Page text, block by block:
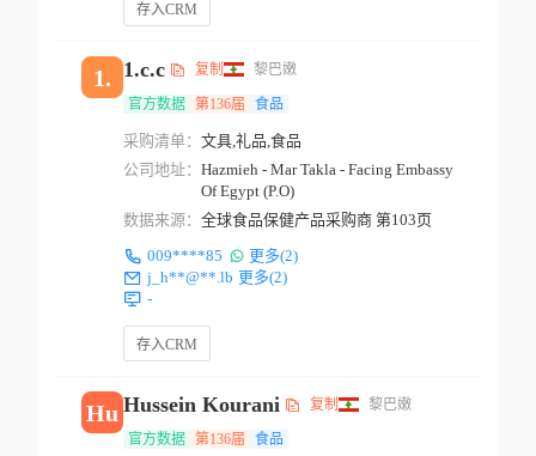
存入CRM
1. 1.c.c 复制 黎巴嫩
官方数据 第136届 食品
采购清单： 文具,礼品,食品
公司地址： Hazmieh - Mar Takla - Facing Embassy
Of Egypt (P.O)
数据来源： 全球食品保健产品采购商 第103页
009****85
更多(2)
j_h**@**.lb 更多(2)
-
存入CRM
Hu Hussein Kourani 复制 黎巴嫩
官方数据 第136届 食品